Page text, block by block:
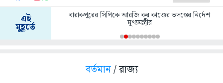
এই
মুহূর্তে
বারাকপুরের সিপিকে আরজি কর কাণ্ডের তদন্তের নির্দেশ
মুখ্যমন্ত্রীর
বর্তমান/ রাজ্য